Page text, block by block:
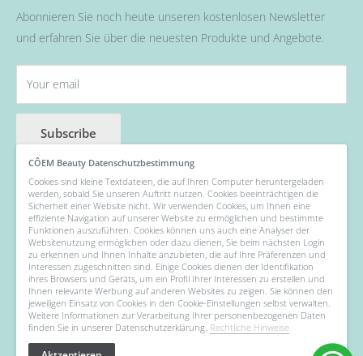
Pinsel
Nail Art
Wellness Pflege, Hand & Body Lotions
Zubehör & Hilfsmittel
Angebot der Woche
Abonnieren Sie noch heute unseren kostenlosen Newsletter
und erfahren Sie über die neuesten Produkte und Angebote.
Your email
Subscribe
Follow Us
We Accept
CÔEM Beauty Datenschutzbestimmung
Cookies sind kleine Textdateien, die auf Ihren Computer heruntergeladen
werden, sobald Sie unseren Auftritt nutzen. Cookies beeinträchtigen die
Sicherheit einer Website nicht. Wir verwenden Cookies, um Ihnen eine
effiziente Navigation auf unserer Website zu ermöglichen und bestimmte
Funktionen auszuführen. Cookies können uns auch eine Analyser der
Websitenutzung ermöglichen oder dazu dienen, Sie beim nächsten Login
zu erkennen und Ihnen Inhalte anzubieten, die auf Ihre Präferenzen und
Interessen zugeschnitten sind. Einige Cookies dienen der Identifikation
ihres Browsers und Geräts, um ein Profil Ihrer Interessen zu erstellen und
Ihnen relevante Werbung auf anderen Websites zu zeigen. Sie können den
jeweiligen Einsatz von Cookies in den Cookie-Einstellungen selbst verwalten.
Weitere Informationen zur Verarbeitung Ihrer personenbezogenen Daten
finden Sie in unserer Datenschutzerklärung. Rechtliche Hinweise